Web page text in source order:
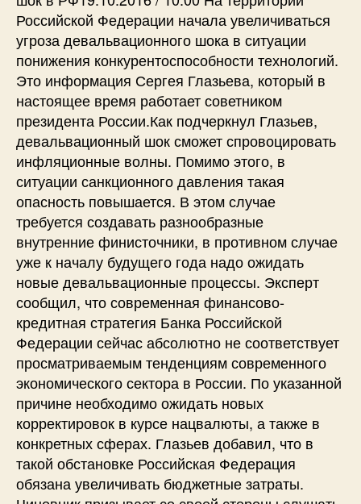
Российской Федерации начала увеличиваться
угроза девальвационного шока в ситуации
понижения конкурентоспособности технологий.
Это информация Сергея Глазьева, который в
настоящее время работает советником
президента России.Как подчеркнул Глазьев,
девальвационный шок сможет спровоцировать
инфляционные волны. Помимо этого, в
ситуации санкционного давления такая
опасность повышается. В этом случае
требуется создавать разнообразные
внутренние финисточники, в противном случае
уже к началу будущего года надо ожидать
новые девальвационные процессы. Эксперт
сообщил, что современная финансово-
кредитная стратегия Банка Российской
Федерации сейчас абсолютно не соответствует
просматриваемым тенденциям современного
экономического сектора в России. По указанной
причине необходимо ожидать новых
корректировок в курсе нацвалюты, а также в
конкретных сферах. Глазьев добавил, что в
такой обстановке Российская Федерация
обязана увеличивать бюджетные затраты.